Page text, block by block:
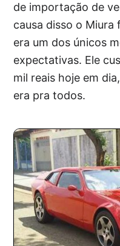
de importação de
causa disso o
era um dos únicos
expectativas. Ele
mil reais hoje em
era pra todos.